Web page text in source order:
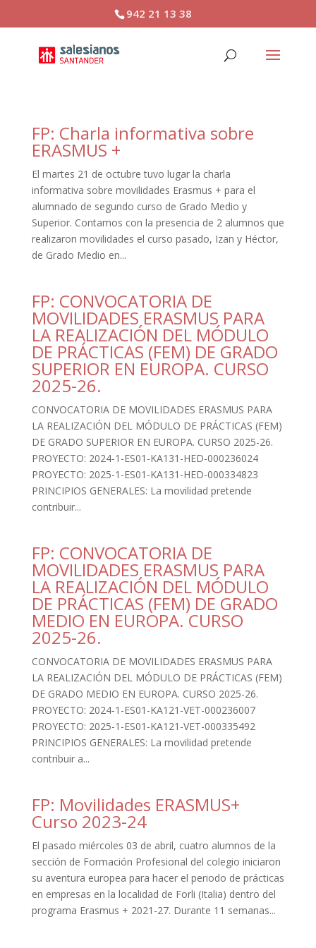
942 21 13 38
FP: Charla informativa sobre
ERASMUS +
El martes 21 de octubre tuvo lugar la charla
informativa sobre movilidades Erasmus + para el
alumnado de segundo curso de Grado Medio y
Superior. Contamos con la presencia de 2 alumnos que
realizaron movilidades el curso pasado, Izan y Héctor,
de Grado Medio en...
FP: CONVOCATORIA DE
MOVILIDADES ERASMUS PARA
LA REALIZACIÓN DEL MÓDULO
DE PRÁCTICAS (FEM) DE GRADO
SUPERIOR EN EUROPA. CURSO
2025-26.
CONVOCATORIA DE MOVILIDADES ERASMUS PARA
LA REALIZACIÓN DEL MÓDULO DE PRÁCTICAS (FEM)
DE GRADO SUPERIOR EN EUROPA. CURSO 2025-26.
PROYECTO: 2024-1-ES01-KA131-HED-000236024
PROYECTO: 2025-1-ES01-KA131-HED-000334823
PRINCIPIOS GENERALES: La movilidad pretende
contribuir...
FP: CONVOCATORIA DE
MOVILIDADES ERASMUS PARA
LA REALIZACIÓN DEL MÓDULO
DE PRÁCTICAS (FEM) DE GRADO
MEDIO EN EUROPA. CURSO
2025-26.
CONVOCATORIA DE MOVILIDADES ERASMUS PARA
LA REALIZACIÓN DEL MÓDULO DE PRÁCTICAS (FEM)
DE GRADO MEDIO EN EUROPA. CURSO 2025-26.
PROYECTO: 2024-1-ES01-KA121-VET-000236007
PROYECTO: 2025-1-ES01-KA121-VET-000335492
PRINCIPIOS GENERALES: La movilidad pretende
contribuir a...
FP: Movilidades ERASMUS+
Curso 2023-24
El pasado miércoles 03 de abril, cuatro alumnos de la
sección de Formación Profesional del colegio iniciaron
su aventura europea para hacer el periodo de prácticas
en empresas en la localidad de Forli (Italia) dentro del
programa Erasmus + 2021-27. Durante 11 semanas...